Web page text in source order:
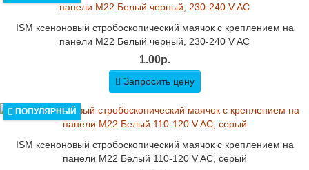
ISM ксеноновый стробоскопический маячок с креплением на
панели M22 Белый черный, 230-240 V AC
1.00р.
Запросить цену
ПОПУЛЯРНЫЙ
ISM ксеноновый стробоскопический маячок с креплением на
панели M22 Белый 110-120 V AC, серый